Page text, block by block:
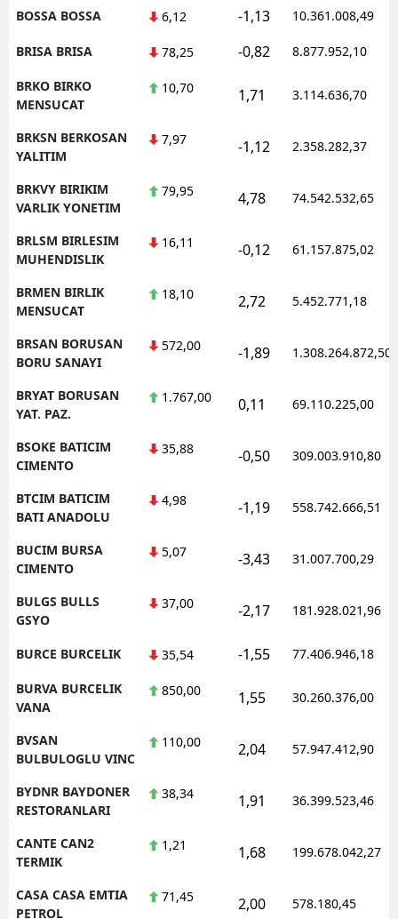
BOSSA BOSSA 6,12 -1,13 10.361.008,49
BRISA BRISA 78,25 -0,82 8.877.952,10
BRKO BIRKO
MENSUCAT
10,70 1,71 3.114.636,70
BRKSN BERKOSAN
YALITIM
7,97 -1,12 2.358.282,37
BRKVY BIRIKIM
VARLIK YONETIM
79,95 4,78 74.542.532,65
BRLSM BIRLESIM
MUHENDISLIK
16,11 -0,12 61.157.875,02
BRMEN BIRLIK
MENSUCAT
18,10 2,72 5.452.771,18
BRSAN BORUSAN
BORU SANAYI
572,00 -1,89 1.308.264.872,50
BRYAT BORUSAN
YAT. PAZ.
1.767,00 0,11 69.110.225,00
BSOKE BATICIM
CIMENTO
35,88 -0,50 309.003.910,80
BTCIM BATICIM
BATI ANADOLU
4,98 -1,19 558.742.666,51
BUCIM BURSA
CIMENTO
5,07 -3,43 31.007.700,29
BULGS BULLS
GSYO
37,00 -2,17 181.928.021,96
BURCE BURCELIK 35,54 -1,55 77.406.946,18
BURVA BURCELIK
VANA
850,00 1,55 30.260.376,00
BVSAN
BULBULOGLU VINC
110,00 2,04 57.947.412,90
BYDNR BAYDONER
RESTORANLARI
38,34 1,91 36.399.523,46
CANTE CAN2
TERMIK
1,21 1,68 199.678.042,27
CASA CASA EMTIA
PETROL
71,45 2,00 578.180,45